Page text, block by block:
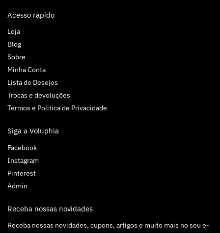
Acesso rápido
Loja
Blog
Sobre
Minha Conta
Lista de Desejos
Trocas e devoluções
Termos e Politica de Privacidade
Siga a Voluphia
Facebook
Instagram
Pinterest
Admin
Receba nossas novidades
Receba nossas novidades, cupons, artigos e muito mais no seu e-